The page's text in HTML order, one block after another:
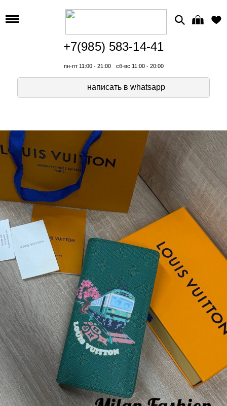
+7(985) 583-14-41
пн-пт 11:00 - 21:00 сб-вс 11:00 - 20:00
написать в whatsapp